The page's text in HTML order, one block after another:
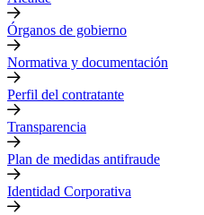
Órganos de gobierno
Normativa y documentación
Perfil del contratante
Transparencia
Plan de medidas antifraude
Identidad Corporativa